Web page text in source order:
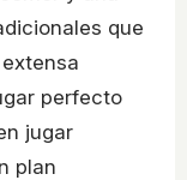
que
perfecto
jugar
plan